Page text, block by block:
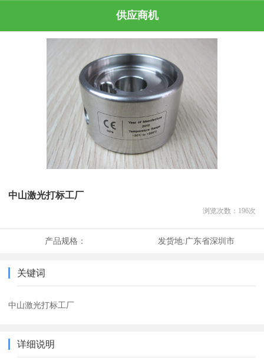
供应商机
中山激光打标工厂
浏览次数： 196次
产品规格： 发货地:广东省深圳市
关键词
中山激光打标工厂
详细说明